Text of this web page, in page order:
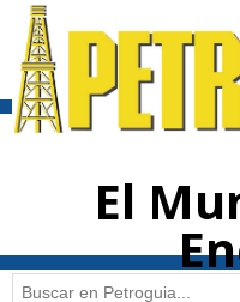
El
Buscar